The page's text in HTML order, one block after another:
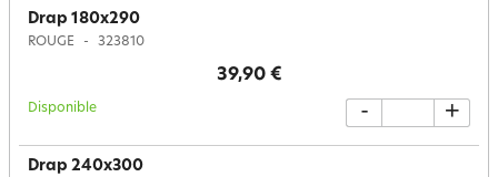
Drap 180x290
ROUGE 323810
39,90 €
Disponible - +
Drap 240x300